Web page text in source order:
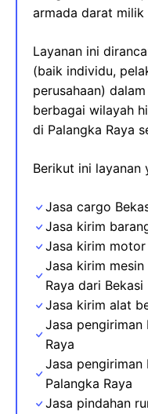
armada darat milik
Layanan ini
(baik individu,
perusahaan)
berbagai wilayah
di Palangka Raya
Berikut ini layanan
Jasa cargo
Jasa kirim
Jasa kirim motor
Jasa kirim
Raya dari Bekasi
Jasa kirim alat
Jasa pengiriman
Raya
Jasa pengiriman
Palangka Raya
Jasa pindahan